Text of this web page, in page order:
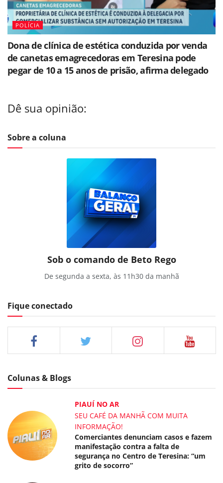
POLÍCIA
Dona de clínica de estética conduzida por venda
de canetas emagrecedoras em Teresina pode
pegar de 10 a 15 anos de prisão, afirma delegado
Dê sua opinião:
Sobre a coluna
Sob o comando de Beto Rego
De segunda a sexta, às 11h30 da manhã
Fique conectado
Colunas & Blogs
PIAUÍ NO AR
SEU CAFÉ DA MANHÃ COM MUITA
INFORMAÇÃO!
Comerciantes denunciam casos e fazem
manifestação contra a falta de
segurança no Centro de Teresina: “um
grito de socorro”